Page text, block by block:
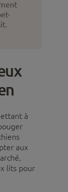
à
aux
lits pour